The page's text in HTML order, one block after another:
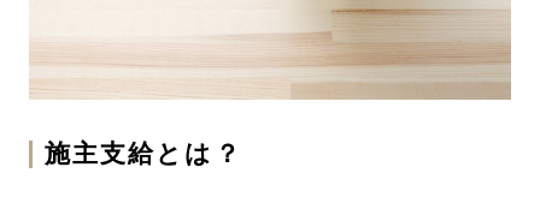
LANGUAGE :
施主支給とは？